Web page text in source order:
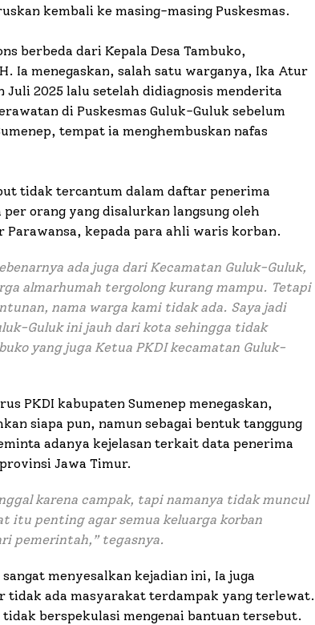
kembali ke masing-masing Puskesmas.
berbeda dari Kepala Desa Tambuko,
Ia menegaskan, salah satu warganya, Ika Atur
Juli 2025 lalu setelah didiagnosis menderita
di Puskesmas Guluk-Guluk sebelum
tempat ia menghembuskan nafas
tidak tercantum dalam daftar penerima
orang yang disalurkan langsung oleh
kepada para ahli waris korban.
ada juga dari Kecamatan Guluk-Guluk,
almarhumah tergolong kurang mampu. Tetapi
nama warga kami tidak ada. Saya jadi
Guluk ini jauh dari kota sehingga tidak
yang juga Ketua PKDI kecamatan Guluk-
PKDI kabupaten Sumenep menegaskan,
siapa pun, namun sebagai bentuk tanggung
adanya kejelasan terkait data penerima
Jawa Timur.
karena campak, tapi namanya tidak muncul
itu penting agar semua keluarga korban
pemerintah,” tegasnya.
menyesalkan kejadian ini, Ia juga
tidak ada masyarakat terdampak yang terlewat.
berspekulasi mengenai bantuan tersebut.